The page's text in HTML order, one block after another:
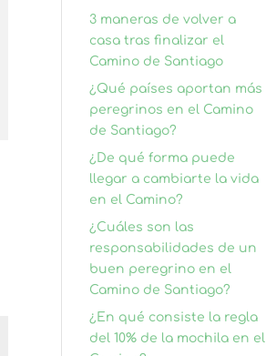
3 maneras de volver a
casa tras finalizar el
Camino de Santiago
¿Qué países aportan más
peregrinos en el Camino
de Santiago?
¿De qué forma puede
llegar a cambiarte la vida
en el Camino?
¿Cuáles son las
responsabilidades de un
buen peregrino en el
Camino de Santiago?
¿En qué consiste la regla
del 10% de la mochila en el